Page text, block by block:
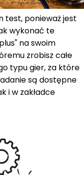
test, ponieważ jest
wykonać te
na swoim
zrobisz całe
typu gier, za które
są dostępne
i w zakładce